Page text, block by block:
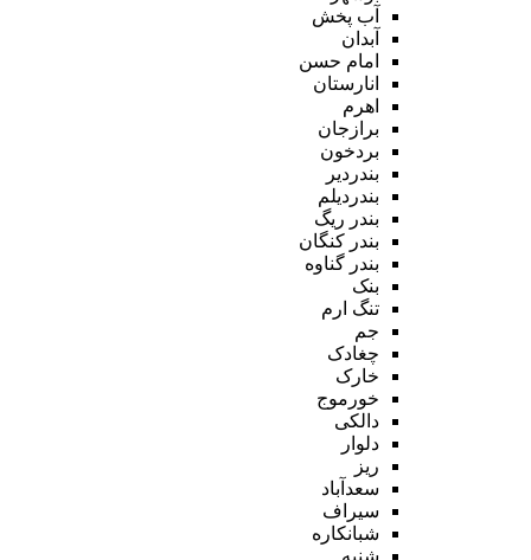
آب پخش
آبدان
امام حسن
انارستان
اهرم
برازجان
بردخون
بندردیر
بندردیلم
بندر ریگ
بندر کنگان
بندر گناوه
بنک
تنگ ارم
جم
چغادک
خارک
خورموج
دالکی
دلوار
ریز
سعدآباد
سیراف
شبانکاره
شنبه